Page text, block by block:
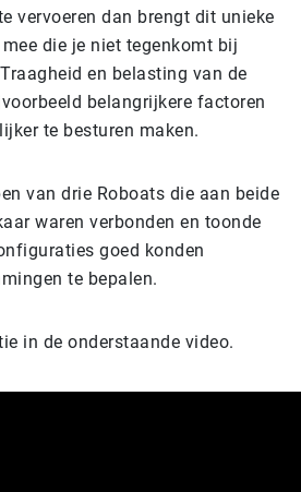
vervoeren dan brengt dit unieke
die je niet tegenkomt bij
en belasting van de
belangrijkere factoren
te besturen maken.
van drie Roboats die aan beide
waren verbonden en toonde
goed konden
te bepalen.
in de onderstaande video.